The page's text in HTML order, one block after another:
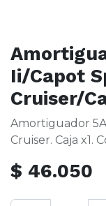
Ii/Capot
Cruiser/
Amortiguador 5A
Cruiser. Caja x1.
$ 46.050